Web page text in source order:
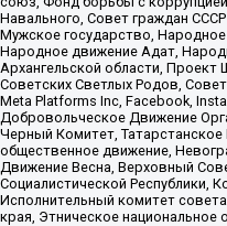
Навального, Совет граждан СССР
Мужское государство, Народное
Народное движение Адат,
Архангельской области,
Советских Светлых Родов,
Meta Platforms Inc, Facebook,
Добровольческое Движение
Черный Комитет, Татарстанское
общественное движение,
Движение Весна, Верховный
Социалистической Республики,
Исполнительный комитет
края, Этническое национальное